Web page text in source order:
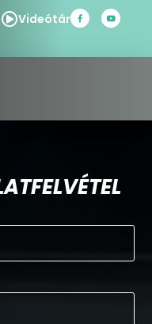
Videótár